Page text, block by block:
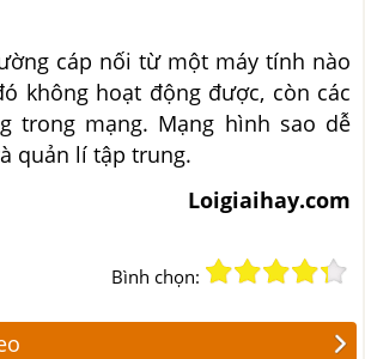
cáp nối từ một máy tính nào
không hoạt động được, còn các
trong mạng. Mạng hình sao dễ
quản lí tập trung.
Loigiaihay.com
Bình chọn: